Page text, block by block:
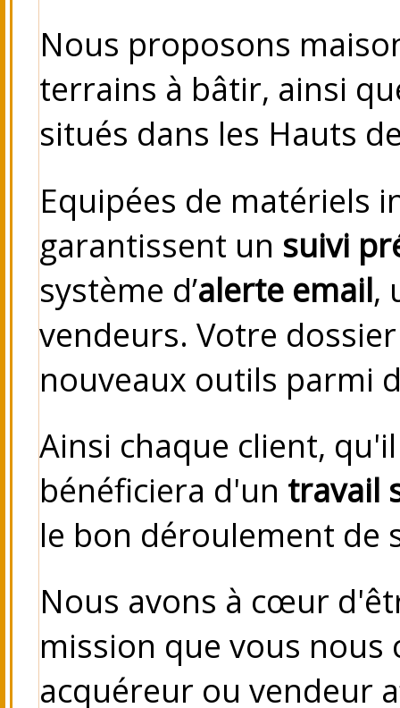
Nous proposons
terrains à bâtir, ainsi
situés dans les Hauts
Equipées de matériels
garantissent un suivi
système d’alerte email,
vendeurs. Votre
nouveaux outils parmi
Ainsi chaque client,
bénéficiera d'un travail
le bon déroulement
Nous avons à cœur
mission que vous nous
acquéreur ou vendeur